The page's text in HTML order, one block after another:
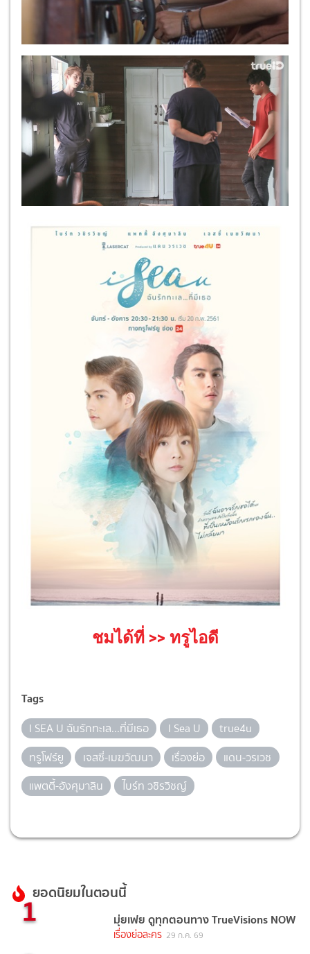
ชมได้ที่ >> ทรูไอดี
Tags
I SEA U ฉันรักทะเล...ที่มีเธอ I Sea U
true4u
ทรูโฟร์ยู
เจสซี่-เมฆวัฒนา เรื่องย่อ
แดน-วรเวช
แพตตี้-อังศุมาลิน
ไบร์ท วชิรวิชญ์
ยอดนิยมในตอนนี้
1 มุ่ยเฟย ดูทุกตอนทาง TrueVisions NOW
เรื่องย่อละคร 29 ก.ค. 69